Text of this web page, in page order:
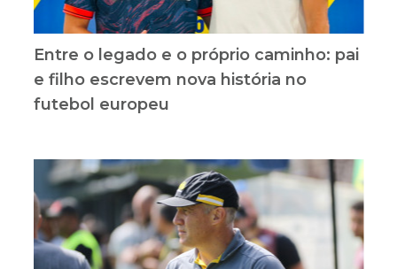
Entre o legado e o próprio caminho: pai
e filho escrevem nova história no
futebol europeu